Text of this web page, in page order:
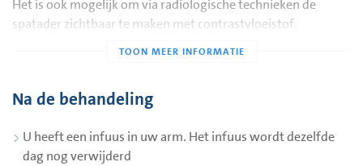
die afspraken.
Het is ook mogelijk om via radiologische technieken de
spatader zichtbaar te maken met contrastvloeistof.
Na de behandeling
U heeft een infuus in uw arm. Het infuus wordt dezelfde
dag nog verwijderd